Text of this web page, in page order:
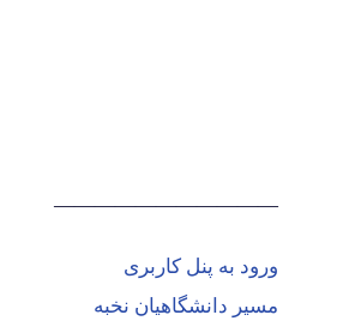
———————————
ورود به پنل کاربری
مسیر دانشگاهیان نخبه